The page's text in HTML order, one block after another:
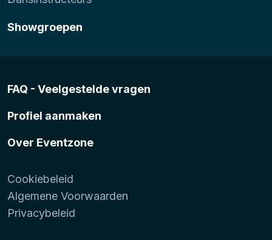
Showgroepen
FAQ - Veelgestelde vragen
Profiel aanmaken
Over Eventzone
Cookiebeleid
Algemene Voorwaarden
Privacybeleid